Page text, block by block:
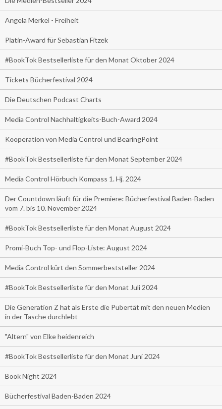
Angela Merkel - Freiheit
Platin-Award für Sebastian Fitzek
#BookTok Bestsellerliste für den Monat Oktober 2024
Tickets Bücherfestival 2024
Die Deutschen Podcast Charts
Media Control Nachhaltigkeits-Buch-Award 2024
Kooperation von Media Control und BearingPoint
#BookTok Bestsellerliste für den Monat September 2024
Media Control Hörbuch Kompass 1. Hj. 2024
Der Countdown läuft für die Premiere: Bücherfestival Baden-Baden
vom 7. bis 10. November 2024
#BookTok Bestsellerliste für den Monat August 2024
Promi-Buch Top- und Flop-Liste: August 2024
Media Control kürt den Sommerbeststeller 2024
#BookTok Bestsellerliste für den Monat Juli 2024
Die Generation Z hat als Erste die Pubertät mit den neuen Medien
in der Tasche durchlebt
"Altern" von Elke heidenreich
#BookTok Bestsellerliste für den Monat Juni 2024
Book Night 2024
Bücherfestival Baden-Baden 2024